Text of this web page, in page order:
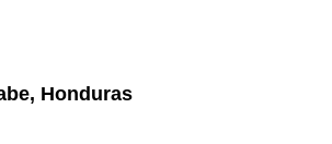
Honduras